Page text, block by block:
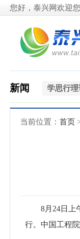
您好，泰兴网欢迎
新闻 学思行
当前位置： 首页
8月24日上
行。中国工程